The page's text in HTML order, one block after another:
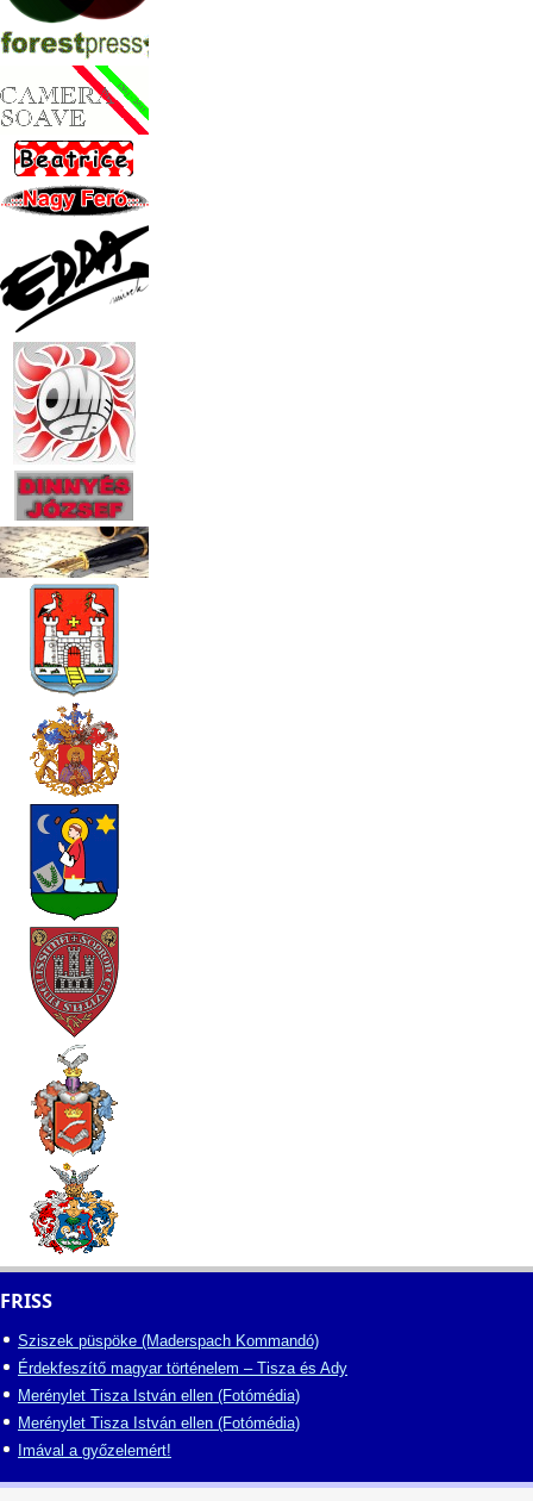
FRISS
Sziszek püspöke (Maderspach Kommandó)
Érdekfeszítő magyar történelem – Tisza és Ady
Merénylet Tisza István ellen (Fotómédia)
Merénylet Tisza István ellen (Fotómédia)
Imával a győzelemért!